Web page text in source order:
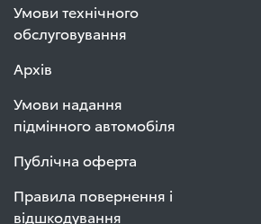
Умови технічного
обслуговування
Архів
Умови надання
підмінного автомобіля
Публічна оферта
Правила повернення і
відшкодування